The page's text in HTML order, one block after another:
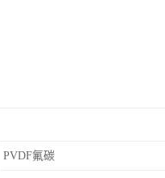
PVDF氟碳